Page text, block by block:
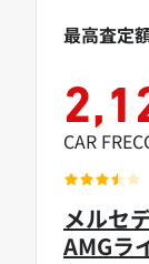
メルセ
AMGラ
最高査定
CAR